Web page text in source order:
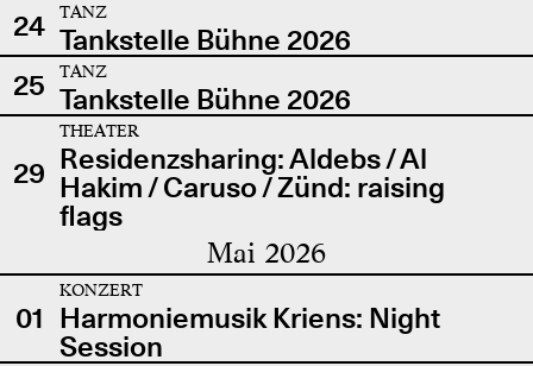
24
TANZ
Tankstelle Bühne 2026
25
TANZ
Tankstelle Bühne 2026
29
THEATER
Residenzsharing: Aldebs / Al
Hakim / Caruso / Zünd: raising
flags
Mai 2026
01
KONZERT
Harmoniemusik Kriens: Night
Session